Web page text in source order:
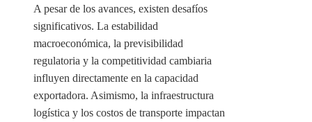
A pesar de los avances, existen desafíos
significativos. La estabilidad
macroeconómica, la previsibilidad
regulatoria y la competitividad cambiaria
influyen directamente en la capacidad
exportadora. Asimismo, la infraestructura
logística y los costos de transporte impactan